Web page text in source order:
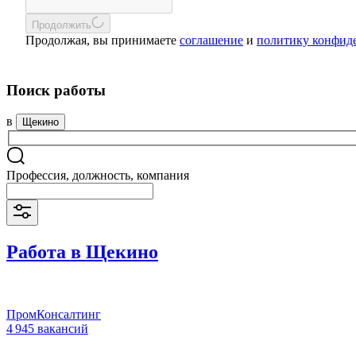
Продолжить
Продолжая, вы принимаете соглашение и политику
Поиск работы
в Щекино
Профессия, должность, компания
Работа в Щекино
ПромКонсалтинг
4 945 вакансий